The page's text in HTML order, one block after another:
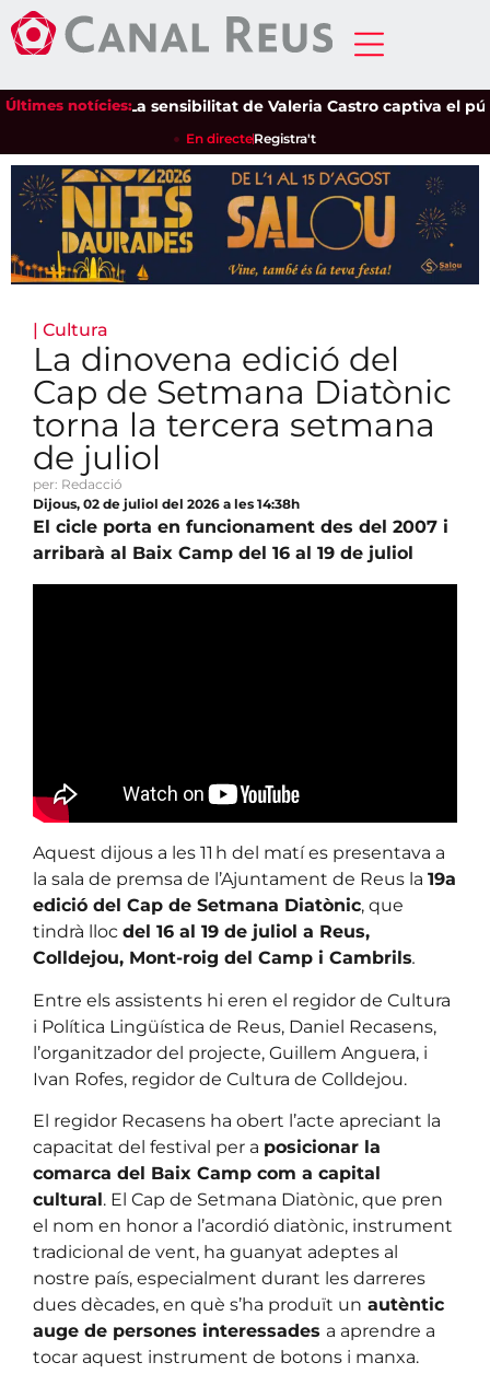
Últimes notícies:La sensibilitat de Valeria Castro captiva el públic
En directeRegistra't
| Cultura
La dinovena edició del
Cap de Setmana Diatònic
torna la tercera setmana
de juliol
per: Redacció
Dijous, 02 de juliol del 2026 a les 14:38h
El cicle porta en funcionament des del 2007 i
arribarà al Baix Camp del 16 al 19 de juliol
Aquest dijous a les 11 h del matí es presentava a
la sala de premsa de l’Ajuntament de Reus la 19a
edició del Cap de Setmana Diatònic, que
tindrà lloc del 16 al 19 de juliol a Reus,
Colldejou, Mont-roig del Camp i Cambrils.
Entre els assistents hi eren el regidor de Cultura
i Política Lingüística de Reus, Daniel Recasens,
l’organitzador del projecte, Guillem Anguera, i
Ivan Rofes, regidor de Cultura de Colldejou.
El regidor Recasens ha obert l’acte apreciant la
capacitat del festival per a posicionar la
comarca del Baix Camp com a capital
cultural. El Cap de Setmana Diatònic, que pren
el nom en honor a l’acordió diatònic, instrument
tradicional de vent, ha guanyat adeptes al
nostre país, especialment durant les darreres
dues dècades, en què s’ha produït un autèntic
auge de persones interessades a aprendre a
tocar aquest instrument de botons i manxa.